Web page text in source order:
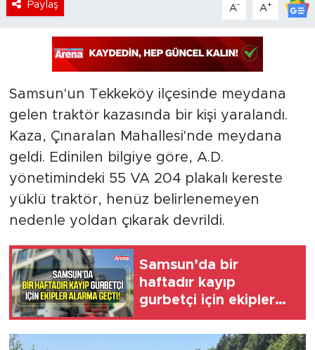
Paylaş A- A+
Samsun'un Tekkeköy ilçesinde meydana
gelen traktör kazasında bir kişi yaralandı.
Kaza, Çınaralan Mahallesi'nde meydana
geldi. Edinilen bilgiye göre, A.D.
yönetimindeki 55 VA 204 plakalı kereste
yüklü traktör, henüz belirlenemeyen
nedenle yoldan çıkarak devrildi.
Samsun’da bir
haftadır kayıp
gurbetçi için ekipler
alarma geçti